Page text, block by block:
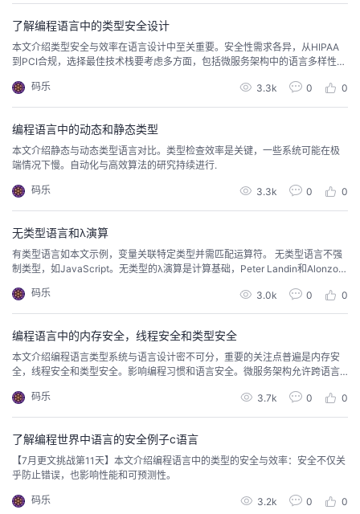
的
课
程
我
的
认
证
我
的
实
我
的
藏
的
技
术
支
持
我
的
云
声
建
了解编程语言中的类型安全设计
本文介绍类型安全与效率在语言设计中至关重要。安全性需求各异，从HIPAA
到PCI合规，选择最佳技术栈要考虑多方面，包括微服务架构中的语言多样性，
码乐
3.3k 0 0
编程语言中的动态和静态类型
本文介绍静态与动态类型语言对比。类型检查效率是关键，一些系统可能在极
端情况下慢。自动化与高效算法的研究持续进行.
码乐 3.3k 0 0
无类型语言和λ演算
有类型语言如本文示例，变量关联特定类型并需匹配运算符。 无类型语言不强
制类型，如JavaScript。无类型的λ演算是计算基础，Peter Landin和Alonzo C
异常处理等复杂功能，影响了Haskell和Scheme等语言的发展。
码乐 3.0k 0 0
编程语言中的内存安全，线程安全和类型安全
本文介绍编程语言类型系统与语言设计密不可分，重要的关注点普遍是内存安
全，线程安全和类型安全。影响编程习惯和语言安全。微服务架构允许跨语言
解决方案。
码乐 3.7k 0 0
了解编程世界中语言的安全例子c语言
【7月更文挑战第11天】本文介绍编程语言中的类型的安全与效率：安全不仅关
乎防止错误，也影响性能和可预测性。
码乐 3.2k 0 0